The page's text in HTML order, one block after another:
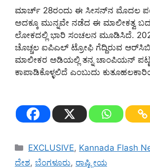
ಮಾರ್ಚ್ 28ರಂದು ಈ ಸೀಸನ್‌ನ ಮೊದಲ
ಅದಕ್ಕೂ ಮುನ್ನವೇ ನಡೆದ ಈ ಮಾಲೀಕತ್ವ
ಲೋಕದಲ್ಲಿ ಭಾರಿ ಸಂಚಲನ ಮೂಡಿಸಿದೆ.
ಚೊಚ್ಚಲ ಐಪಿಎಲ್ ಟ್ರೋಫಿ ಗೆದ್ದಿರುವ
ಮಾಲೀಕರ ಅಡಿಯಲ್ಲಿ ತನ್ನ ಚಾಂಪಿಯನ್
ಕಾಪಾಡಿಕೊಳ್ಳಲಿದೆ ಎಂಬುದು
Categories
EXCLUSIVE, Kannada Flash
ದೇಶ, ಬೆಂಗಳೂರು, ರಾಷ್ಟ್ರೀಯ